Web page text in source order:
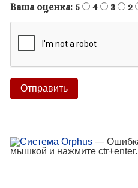
Ваша оценка: 5 4 3 2
—
мышкой и нажмите ctr+enter.